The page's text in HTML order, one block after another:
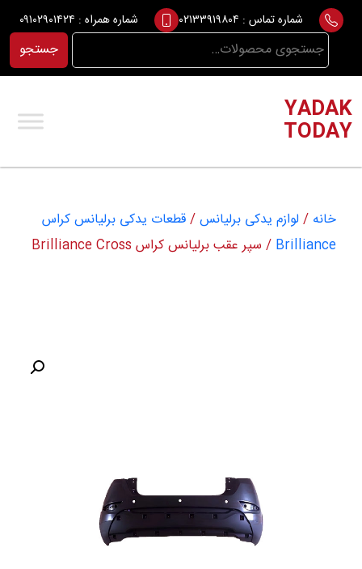
Skip
content
شماره تماس : ۰۲۱۳۳۹۱۹۸۰۴ شماره همراه : ۰۹۱۰۲۹۰۱۴۲۴
جستجو
برای:
جستجو
YADAK
TODAY
خانه / لوازم یدکی برلیانس/قطعات یدکی برلیانس کراس
Brilliance / سپر عقب برلیانس کراس Brilliance Cross